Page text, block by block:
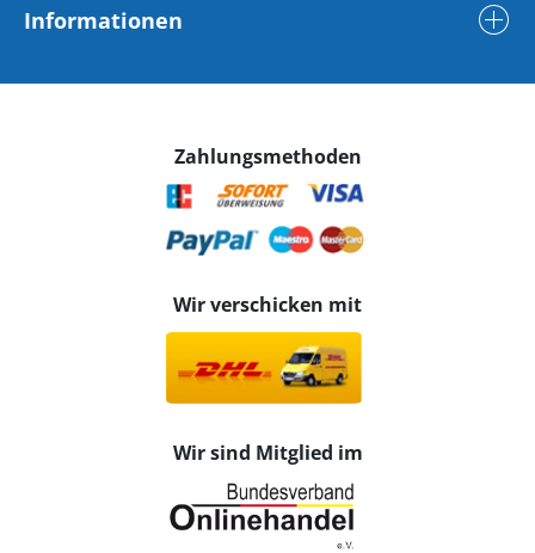
Informationen
Zahlungsmethoden
Wir verschicken mit
Wir sind Mitglied im